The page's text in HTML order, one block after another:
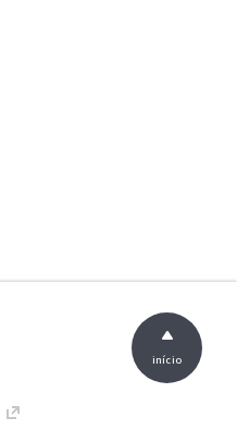
início